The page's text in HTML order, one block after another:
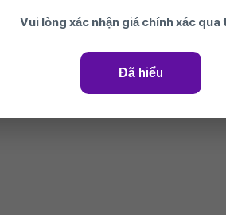
mô mềm
Vui lòng xác nhận giá chính xác qua
Đã hiểu